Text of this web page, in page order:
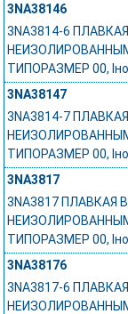
3NA38146
3NA3814-6
ТИПОРАЗМЕР 00,
3NA38147
3NA3814-7
ТИПОРАЗМЕР 00,
3NA3817
3NA3817 ПЛАВКАЯ
ТИПОРАЗМЕР 00,
3NA38176
3NA3817-6